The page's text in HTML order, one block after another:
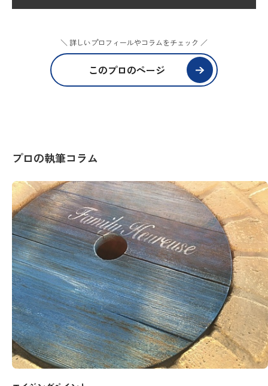
＼ 詳しいプロフィールやコラムをチェック ／
このプロのページ
プロの執筆コラム